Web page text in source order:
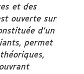
et des
ouverte sur
d’un
permet